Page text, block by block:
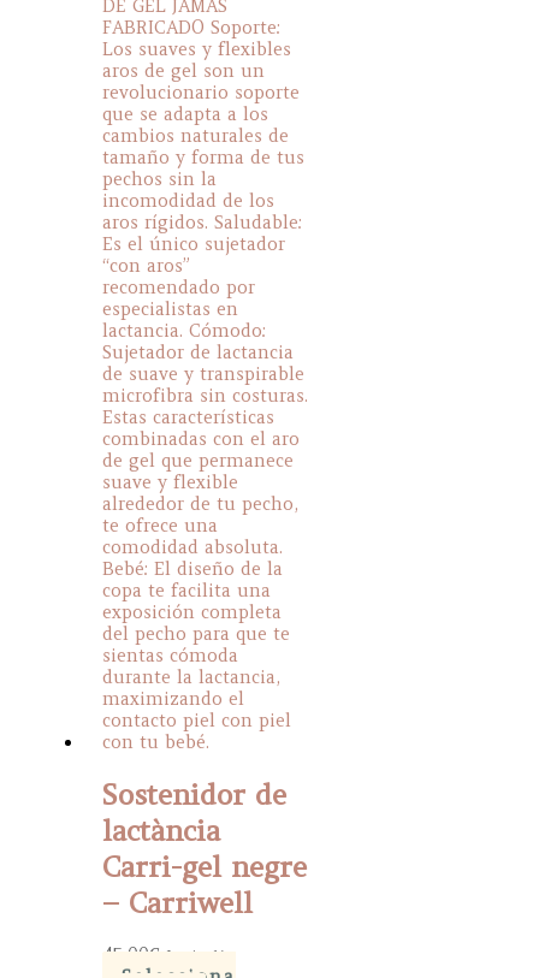
Sostenidor de
lactància
Carri-gel negre
– Carriwell
45,00€ Iva inclòs